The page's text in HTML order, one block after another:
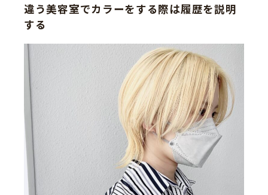
違う美容室でカラーをする際は履歴を説明
する